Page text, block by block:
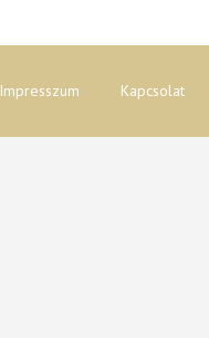
Impresszum Kapcsolat